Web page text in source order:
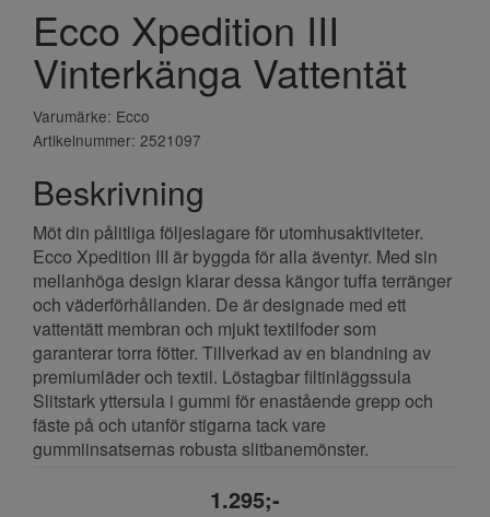
Ecco Xpedition III
Vinterkänga Vattentät
Varumärke: Ecco
Artikelnummer: 2521097
Beskrivning
Möt din pålitliga följeslagare för utomhusaktiviteter.
Ecco Xpedition III är byggda för alla äventyr. Med sin
mellanhöga design klarar dessa kängor tuffa terränger
och väderförhållanden. De är designade med ett
vattentätt membran och mjukt textilfoder som
garanterar torra fötter. Tillverkad av en blandning av
premiumläder och textil. Löstagbar filtinläggssula
Slitstark yttersula i gummi för enastående grepp och
fäste på och utanför stigarna tack vare
gummiinsatsernas robusta slitbanemönster.
1.295;-